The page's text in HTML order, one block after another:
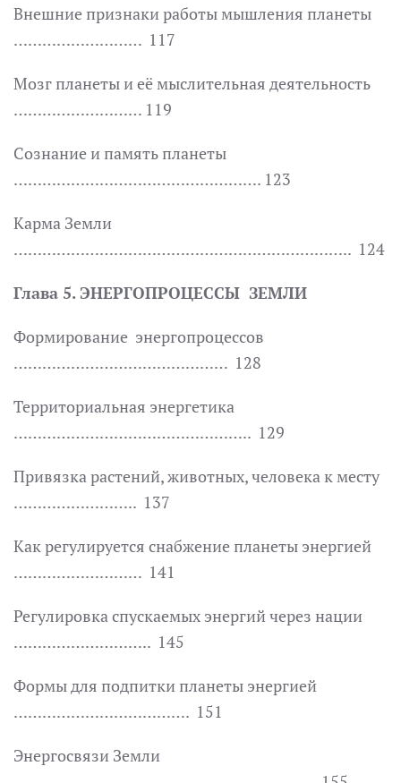
Внешние признаки работы мышления планеты
……………………… 117
Мозг планеты и её мыслительная деятельность
……………………… 119
Сознание и память планеты
……………………………………………. 123
Карма Земли
…………………………………………………………….. 124
Глава 5. ЭНЕРГОПРОЦЕССЫ ЗЕМЛИ
Формирование энергопроцессов
……………………………………… 128
Территориальная энергетика
………………………………………….. 129
Привязка растений, животных, человека к месту
…………………….. 137
Как регулируется снабжение планеты энергией
……………………… 141
Регулировка спускаемых энергий через нации
……………………….. 145
Формы для подпитки планеты энергией
………………………………. 151
Энергосвязи Земли